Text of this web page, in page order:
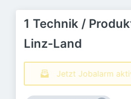
1 Technik /
Linz-Land
Jetzt Jobalarm